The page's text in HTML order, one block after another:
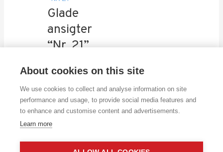
Glade
ansigter
“Nr. 21”
Den
oprindelige
pris
var:
800,00 kr..
500,00kr.Den
aktuelle
pris
er:
About cookies on this site
We use cookies to collect and analyse information on site
performance and usage, to provide social media features and
to enhance and customise content and advertisements.
Learn more